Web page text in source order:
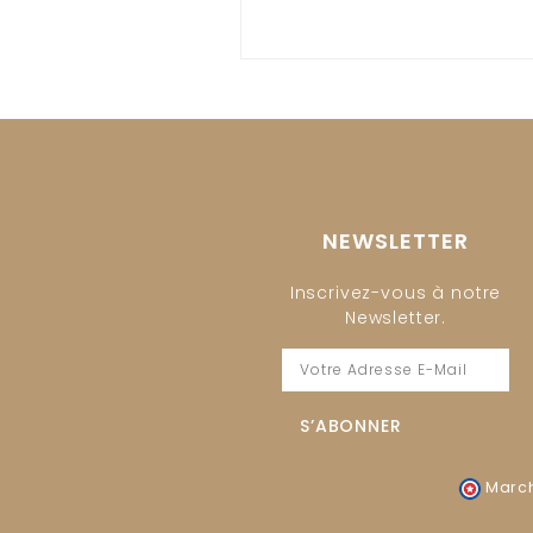
NEWSLETTER
Inscrivez-vous à notre
Newsletter.